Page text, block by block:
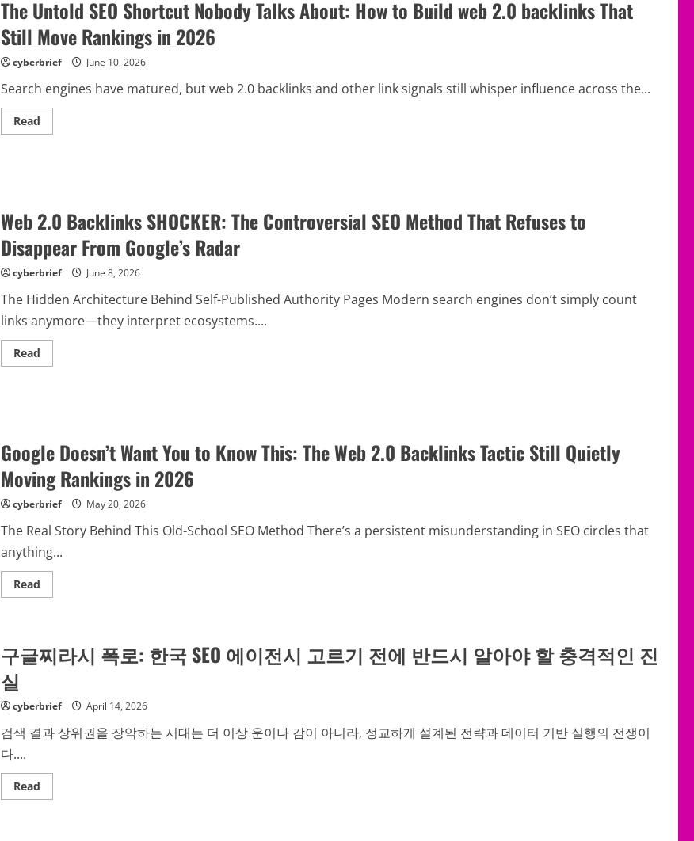
The Untold SEO Shortcut Nobody Talks About: How to Build web 2.0 backlinks That
Still Move Rankings in 2026
cyberbrief June 10, 2026
Search engines have matured, but web 2.0 backlinks and other link signals still whisper influence across the...
ReadRead
more
About:
How
to
Build
web
2.0
That
Still
Move
Rankings
in
2026
Web 2.0 Backlinks SHOCKER: The Controversial SEO Method That Refuses to
Disappear From Google’s Radar
cyberbrief June 8, 2026
The Hidden Architecture Behind Self-Published Authority Pages Modern search engines don’t simply count
links anymore—they interpret ecosystems....
ReadRead
more
SEO
Method
That
Refuses
to
Disappear
Google’s
Radar
Google Doesn’t Want You to Know This: The Web 2.0 Backlinks Tactic Still Quietly
Moving Rankings in 2026
cyberbrief May 20, 2026
The Real Story Behind This Old-School SEO Method There’s a persistent misunderstanding in SEO circles that
anything...
ReadRead
more
You
to
Web
Backlinks
Tactic
Moving
Rankings
in
구글찌라시 폭로: 한국 SEO 에이전시 고르기 전에 반드시 알아야 할 충격적인 진
실
cyberbrief April 14, 2026
검색 결과 상위권을 장악하는 시대는 더 이상 운이나 감이 아니라, 정교하게 설계된 전략과 데이터 기반 실행의 전쟁이
다....
ReadRead
more